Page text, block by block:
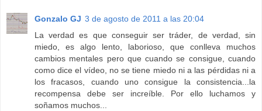
Gonzalo GJ 3 de agosto de 2011 a las 20:04
La verdad es que conseguir ser tráder, de verdad, sin
miedo, es algo lento, laborioso, que conlleva muchos
cambios mentales pero que cuando se consigue, cuando
como dice el vídeo, no se tiene miedo ni a las pérdidas ni a
los fracasos, cuando uno consigue la consistencia...la
recompensa debe ser increíble. Por ello luchamos y
soñamos muchos...